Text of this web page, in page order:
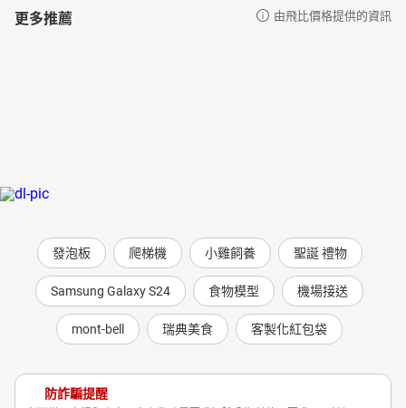
更多推薦 由飛比價格提供的資訊
發泡板 爬梯機 小雞飼養 聖誕 禮物
Samsung Galaxy S24 食物模型 機場接送
mont-bell 瑞典美食 客製化紅包袋
防詐騙提醒